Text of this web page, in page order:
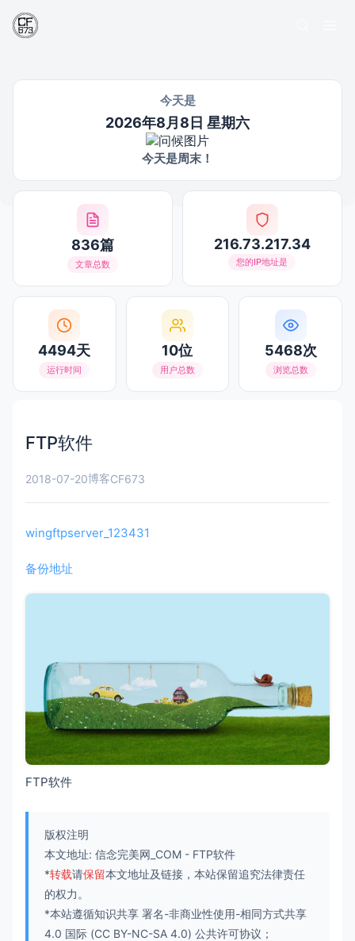
今天是
2026年8月8日 星期六
今天是周末！
836篇
文章总数
216.73.217.34
您的IP地址是
4494天
运行时间
10位
用户总数
5468次
浏览总数
FTP软件
2018-07-20博客CF673
wingftpserver_123431
备份地址
FTP软件
版权注明
本文地址: 信念完美网_COM - FTP软件
*转载请保留本文地址及链接，本站保留追究法律责任
的权力。
*本站遵循知识共享 署名-非商业性使用-相同方式共享
4.0 国际 (CC BY-NC-SA 4.0) 公共许可协议；